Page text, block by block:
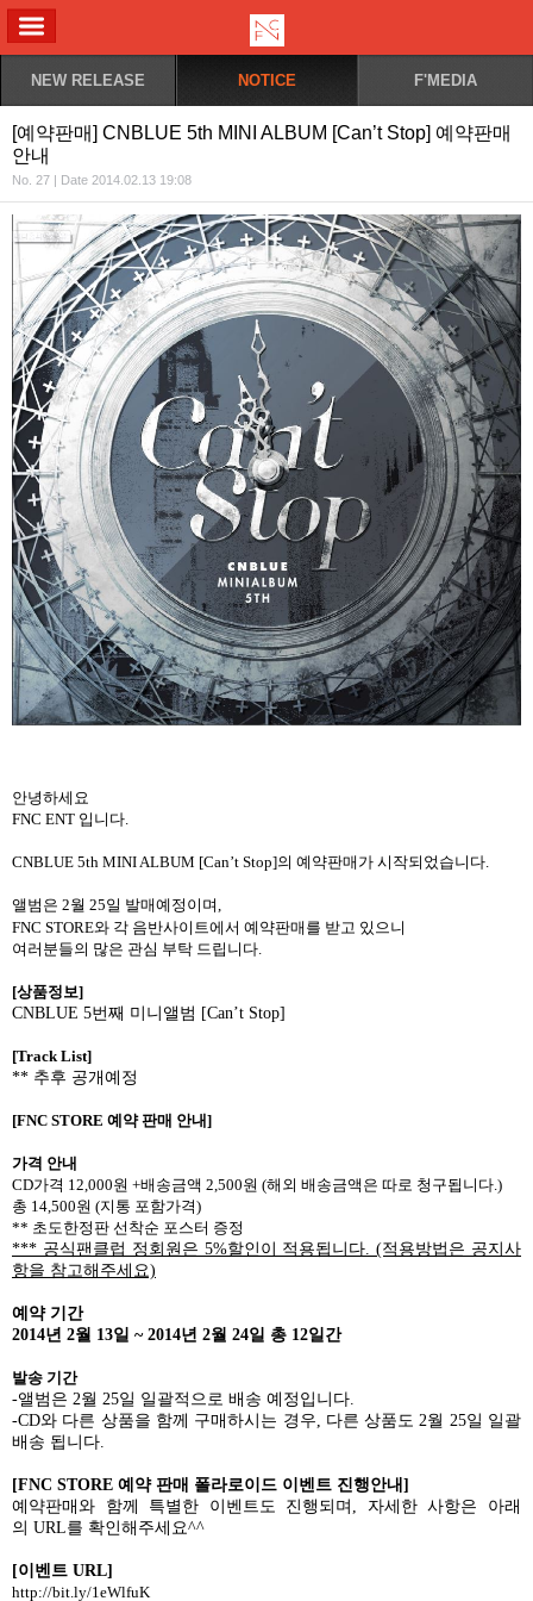
NEW RELEASE NOTICE F'MEDIA
[예약판매] CNBLUE 5th MINI ALBUM [Can’t Stop] 예약판매
안내
No. 27 | Date 2014.02.13 19:08
안녕하세요
FNC ENT 입니다.
CNBLUE 5th MINI ALBUM [Can’t Stop]의 예약판매가 시작되었습니다.
앨범은 2월 25일 발매예정이며,
FNC STORE와 각 음반사이트에서 예약판매를 받고 있으니
여러분들의 많은 관심 부탁 드립니다.
[상품정보]
CNBLUE 5번째 미니앨범 [Can’t Stop]
[Track List]
** 추후 공개예정
[FNC STORE 예약 판매 안내]
가격 안내
CD가격 12,000원 +배송금액 2,500원 (해외 배송금액은 따로 청구됩니다.)
총 14,500원 (지통 포함가격)
** 초도한정판 선착순 포스터 증정
*** 공식팬클럽 정회원은 5%할인이 적용됩니다. (적용방법은 공지사
항을 참고해주세요)
예약 기간
2014년 2월 13일 ~ 2014년 2월 24일 총 12일간
발송 기간
-앨범은 2월 25일 일괄적으로 배송 예정입니다.
-CD와 다른 상품을 함께 구매하시는 경우, 다른 상품도 2월 25일 일괄
배송 됩니다.
[FNC STORE 예약 판매 폴라로이드 이벤트 진행안내]
예약판매와 함께 특별한 이벤트도 진행되며, 자세한 사항은 아래
의 URL를 확인해주세요^^
[이벤트 URL]
http://bit.ly/1eWlfuK